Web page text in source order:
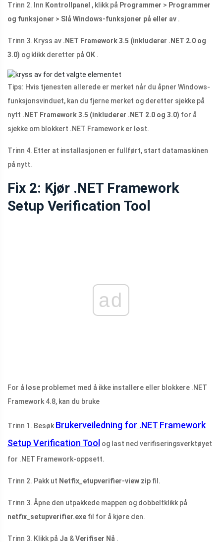
Trinn 2. Inn Kontrollpanel , klikk på Programmer > Programmer
og funksjoner > Slå Windows-funksjoner på eller av .
Trinn 3. Kryss av .NET Framework 3.5 (inkluderer .NET 2.0 og
3.0) og klikk deretter på OK .
Tips: Hvis tjenesten allerede er merket når du åpner Windows-
funksjonsvinduet, kan du fjerne merket og deretter sjekke på
nytt .NET Framework 3.5 (inkluderer .NET 2.0 og 3.0) for å
sjekke om blokkert .NET Framework er løst.
Trinn 4. Etter at installasjonen er fullført, start datamaskinen
på nytt.
Fix 2: Kjør .NET Framework
Setup Verification Tool
ad
For å løse problemet med å ikke installere eller blokkere .NET
Framework 4.8, kan du bruke
Trinn 1. Besøk Brukerveiledning for .NET Framework
Setup Verification Tool og last ned verifiseringsverktøyet
for .NET Framework-oppsett.
Trinn 2. Pakk ut Netfix_etupverifier-view zip fil.
Trinn 3. Åpne den utpakkede mappen og dobbeltklikk på
netfix_setupverifier.exe fil for å kjøre den.
Trinn 3. Klikk på Ja &Verifiser Nå .